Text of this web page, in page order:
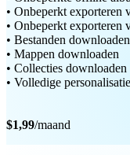
• Onbeperkt exporteren
• Onbeperkt exporteren
• Bestanden downloaden
• Mappen downloaden
• Collecties downloaden
• Volledige personalisatie
$1,99/maand